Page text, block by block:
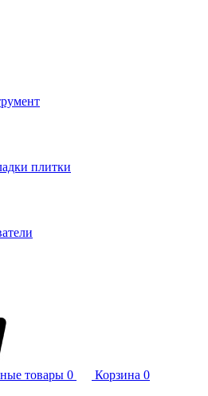
плитки
товары 0 Корзина 0